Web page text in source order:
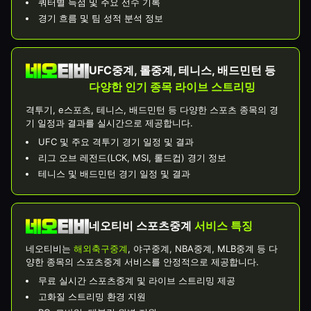
경기 흐름 및 팀 성적 분석 정보
UFC중계, 롤중계, 테니스, 배드민턴 등
다양한 인기 종목 라이브 스트리밍
격투기, e스포츠, 테니스, 배드민턴 등 다양한 스포츠 종목의 경
기 일정과 결과를 실시간으로 제공합니다.
UFC 및 주요 격투기 경기 일정 및 결과
리그 오브 레전드(LCK, MSI, 롤드컵) 경기 정보
테니스 및 배드민턴 경기 일정 및 결과
네오티비 스포츠중계 서비스 특징
네오티비는 해외축구중계, 야구중계, NBA중계, MLB중계 등 다
양한 종목의 스포츠중계 서비스를 안정적으로 제공합니다.
무료 실시간 스포츠중계 및 라이브 스트리밍 제공
고화질 스트리밍 환경 지원